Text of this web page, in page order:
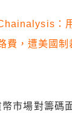
：
費，遭美國制
幣市場對籌碼